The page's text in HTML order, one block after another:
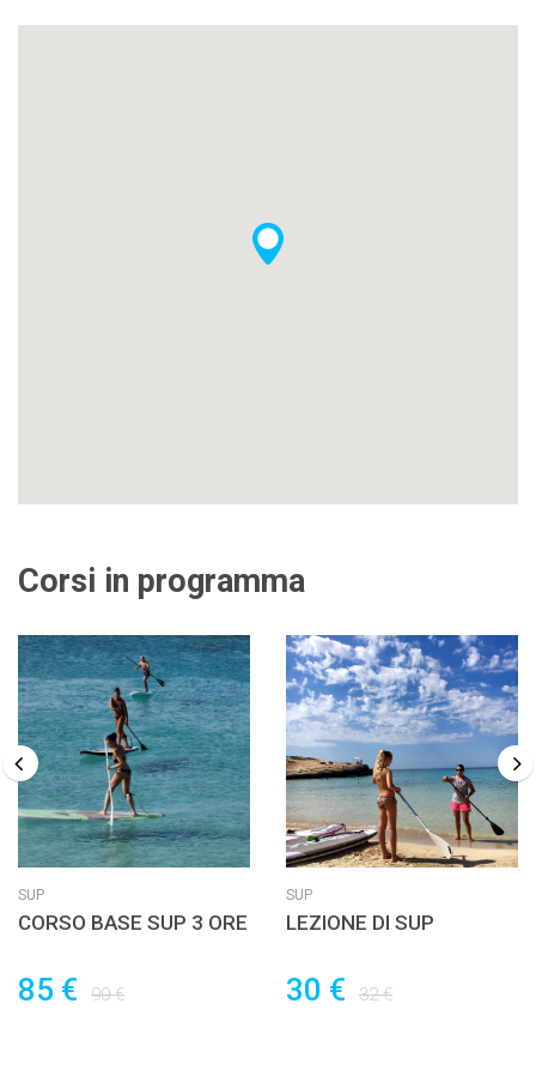
Corsi in programma
SUP
CORSO BASE SUP 3 ORE
85 € 90 €
SUP
LEZIONE DI SUP
30 € 32 €